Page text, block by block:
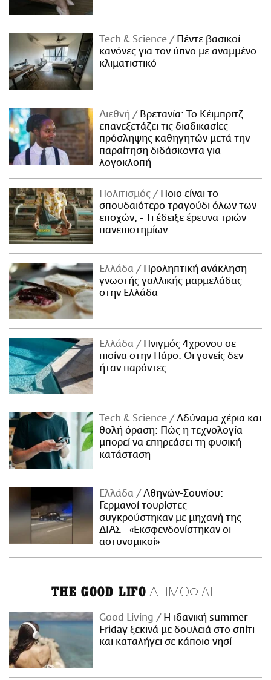
Τech & Science
Πέντε βασικοί
κανόνες για τον ύπνο με αναμμένο
κλιματιστικό
Διεθνή
Βρετανία: Το Κέιμπριτζ
επανεξετάζει τις διαδικασίες
πρόσληψης καθηγητών μετά την
παραίτηση διδάσκοντα για
λογοκλοπή
Πολιτισμός
Ποιο είναι το
σπουδαιότερο τραγούδι όλων των
εποχών; - Τι έδειξε έρευνα τριών
πανεπιστημίων
Ελλάδα
Προληπτική ανάκληση
γνωστής γαλλικής μαρμελάδας
στην Ελλάδα
Ελλάδα
Πνιγμός 4χρονου σε
πισίνα στην Πάρο: Οι γονείς δεν
ήταν παρόντες
Τech & Science
Αδύναμα χέρια και
θολή όραση: Πώς η τεχνολογία
μπορεί να επηρεάσει τη φυσική
κατάσταση
Ελλάδα
Αθηνών-Σουνίου:
Γερμανοί τουρίστες
συγκρούστηκαν με μηχανή της
ΔΙΑΣ - «Εκσφενδονίστηκαν οι
αστυνομικοί»
THE GOOD LIFO ΔΗΜΟΦΙΛΗ
Good Living
Η ιδανική summer
Friday ξεκινά με δουλειά στο σπίτι
και καταλήγει σε κάποιο νησί